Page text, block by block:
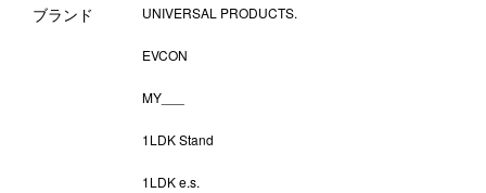
ブランド UNIVERSAL PRODUCTS.
EVCON
MY___
1LDK Stand
1LDK e.s.